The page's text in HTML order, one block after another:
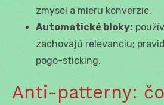
zmysel a mieru konverzie.
Automatické bloky:
zachovajú relevanciu;
pogo-sticking.
Anti-patterny: